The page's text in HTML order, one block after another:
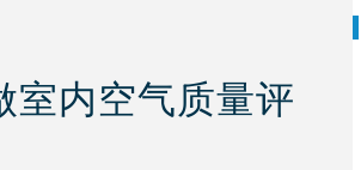
室内空气质量评